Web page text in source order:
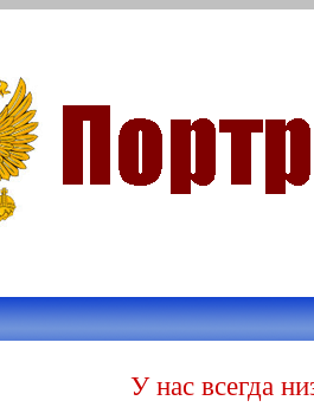
У нас всегда